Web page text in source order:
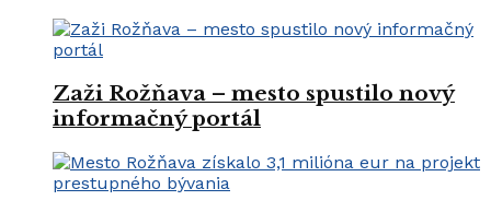
Zaži Rožňava – mesto spustilo nový
informačný portál